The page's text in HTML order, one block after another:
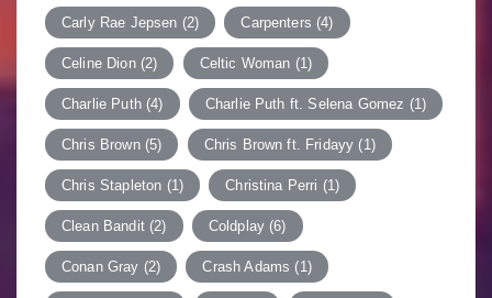
Carly Rae Jepsen (2) Carpenters (4)
Celine Dion(2) Celtic Woman (1)
Charlie Puth(4) Charlie Puth ft. Selena Gomez (1)
Chris Brown(5) Chris Brown ft. Fridayy (1)
Chris Stapleton (1) Christina Perri (1)
Clean Bandit(2) Coldplay (6)
Conan Gray (2) Crash Adams (1)